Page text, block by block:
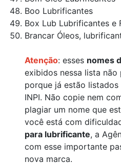
Boo Lubrificantes
Box Lub Lubrificantes e
Brancar Óleos,
Atenção: esses nomes
exibidos nessa lista
porque já estão
INPI. Não copie nem
plagiar um nome que
você está com
para lubrificante, a
com esse importante
nova marca.